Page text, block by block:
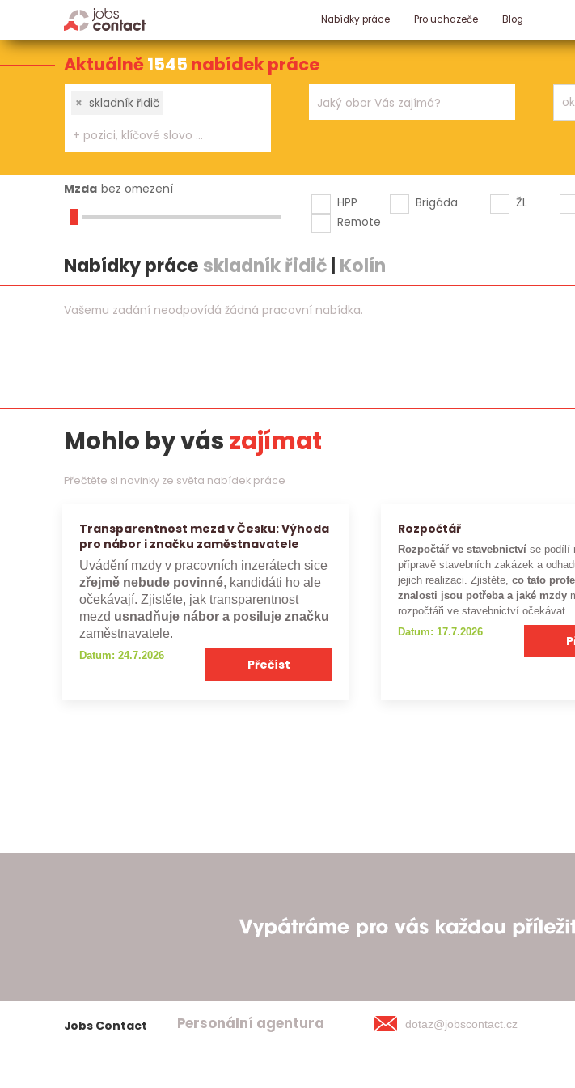
Nabídky práce Pro uchazeče Blog
Aktuálně1545 nabídek práce
× skladník řidič
Mzda bez omezení
HPP
Brigáda ŽL
Remote
Nabídky práce skladník řidič| Kolín
Vašemu zadání neodpovídá žádná pracovní nabídka.
Mohlo by vászajímat
Přečtěte si novinky ze světa nabídek práce
Transparentnost mezd v Česku: Výhoda
pro nábor i značku zaměstnavatele
Uvádění mzdy v pracovních inzerátech sice
zřejmě nebude povinné, kandidáti ho ale
očekávají. Zjistěte, jak transparentnost
mezd usnadňuje nábor a posiluje značku
zaměstnavatele.
Datum: 24.7.2026
Přečíst
Rozpočtář
Rozpočtář ve stavebnictví se podílí
přípravě stavebních zakázek a
jejich realizaci. Zjistěte,co tato
znalosti jsou potřeba a jaké mzdy
rozpočtáři ve stavebnictví očekávat.
Datum: 17.7.2026
Jobs Contact Personální agentura dotaz@jobscontact.cz